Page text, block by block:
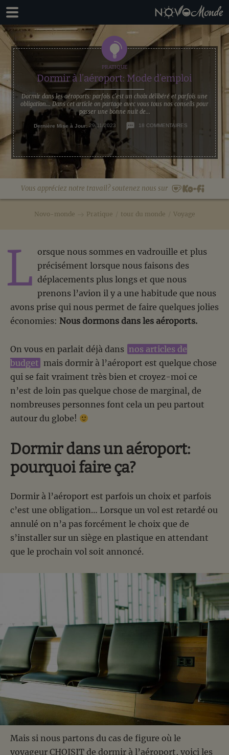
Passer
la
navigation
principale
Passer
au
contenu
principal
Vous appréciez notre travail? soutenez nous sur
Novo-monde Pratique tour du monde Voyage
Dormir à l’aéroport: Mode d’emploi
Dormir dans les aéroports: parfois c'est un choix délibéré et parfois une
obligation... Dans cet article on partage avec vous tous nos conseils pour
passer une bonne nuit de...
Dernière Mise à Jour: 29/11/2023 18 COMMENTAIRES
L orsque nous sommes en vadrouille et plus
précisément lorsque nous faisons des
déplacements plus longs et que nous
prenons l’avion il y a une habitude que nous
avons prise qui nous permet de faire quelques jolies
économies: Nous dormons dans les aéroports.
On vous en parlait déjà dans nos articles de
budget mais dormir à l’aéroport est quelque chose
qui se fait vraiment très bien et croyez-moi ce
n’est de loin pas quelque chose de marginal, de
nombreuses personnes font cela un peu partout
autour du globe!
Dormir dans un aéroport:
pourquoi faire ça?
Dormir à l’aéroport est parfois un choix et parfois
c’est une obligation… Lorsque un vol est retardé ou
annulé on n’a pas forcément le choix que de
s’installer sur un siège en plastique en attendant
que le prochain vol soit annoncé.
Mais si nous partons du cas de figure où le
voyageur CHOISIT de dormir à l’aéroport, voici les